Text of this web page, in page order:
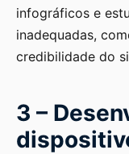
infográficos e
inadequadas,
credibilidade do
3 –